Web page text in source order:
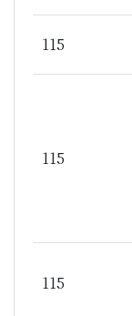
115
115
115